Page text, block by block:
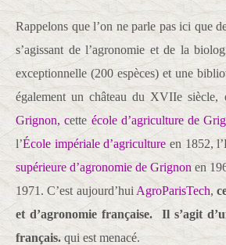
Rappelons que l’on ne parle pas ici que
s’agissant de l’agronomie et de la
exceptionnelle (200 espèces) et une
également un château du XVIIe siècle,
Grignon, cette école d’agriculture de
l’École impériale d’agriculture en 1852,
supérieure d’agronomie de Grignon en
1971. C’est aujourd’hui AgroParisTech,
et d’agronomie française. Il s’agit
français. qui est menacé.